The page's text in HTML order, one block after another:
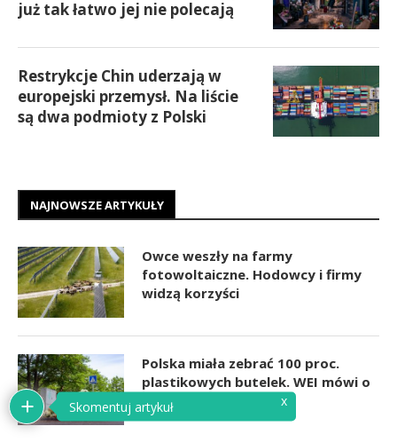
już tak łatwo jej nie polecają
Restrykcje Chin uderzają w
europejski przemysł. Na liście
są dwa podmioty z Polski
NAJNOWSZE ARTYKUŁY
Owce weszły na farmy
fotowoltaiczne. Hodowcy i firmy
widzą korzyści
Polska miała zebrać 100 proc.
plastikowych butelek. WEI mówi o
statystycznej iluzji
Skomentuj artykuł x